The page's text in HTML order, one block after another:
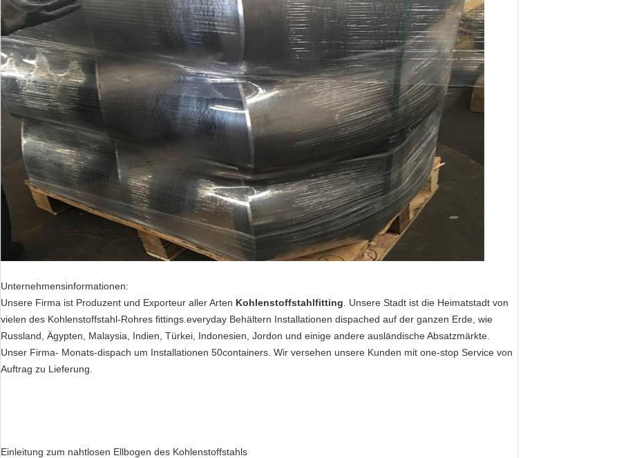
Unternehmensinformationen:
Unsere Firma ist Produzent und Exporteur aller Arten Kohlenstoffstahlfitting . Unsere Stadt ist die Heimatstadt von
vielen des Kohlenstoffstahl-Rohres fittings.everyday Behältern Installationen dispached auf der ganzen Erde, wie
Russland, Ägypten, Malaysia, Indien, Türkei, Indonesien, Jordon und einige andere ausländische Absatzmärkte.
Unser Firma- Monats-dispach um Installationen 50containers. Wir versehen unsere Kunden mit one-stop Service von
Auftrag zu Lieferung.
Einleitung zum nahtlosen Ellbogen des Kohlenstoffstahls